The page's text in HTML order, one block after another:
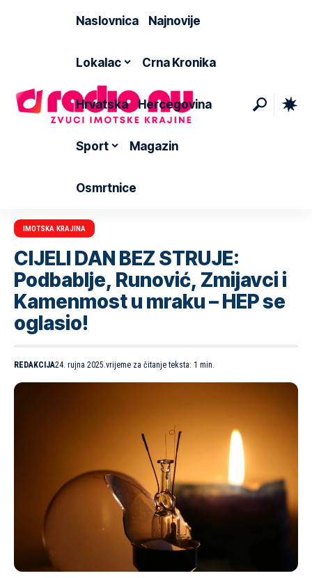
Naslovnica Najnovije
Lokalac Crna Kronika
Hrvatska Hercegovina
Sport Magazin
Osmrtnice
IMOTSKA KRAJINA
CIJELI DAN BEZ STRUJE:
Podbablje, Runović, Zmijavci i
Kamenmost u mraku – HEP se
oglasio!
REDAKCIJA24. rujna 2025.vrijeme za čitanje teksta: 1 min.